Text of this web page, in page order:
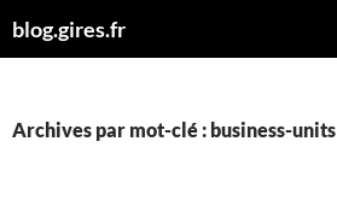
aublog.gires.fr
Archives par mot-clé : business-units